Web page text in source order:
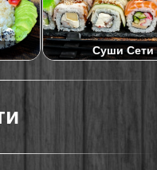
Суши Сети